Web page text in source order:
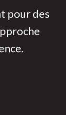
pour des